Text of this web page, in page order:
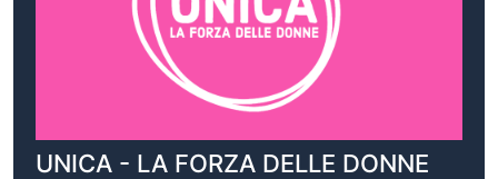
UNICA - LA FORZA DELLE DONNE